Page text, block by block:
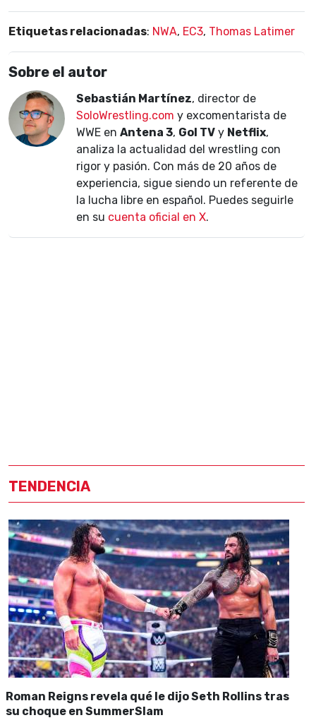
Etiquetas relacionadas: NWA, EC3, Thomas Latimer
Sobre el autor
Sebastián Martínez, director de
SoloWrestling.com y excomentarista de
WWE en Antena 3, Gol TV y Netflix,
analiza la actualidad del wrestling con
rigor y pasión. Con más de 20 años de
experiencia, sigue siendo un referente de
la lucha libre en español. Puedes seguirle
en su cuenta oficial en X.
TENDENCIA
Roman Reigns revela qué le dijo Seth Rollins tras
su choque en SummerSlam